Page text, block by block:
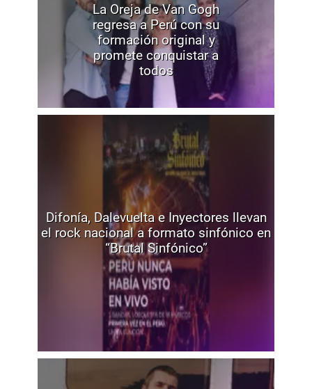
La Oreja de Van Gogh
regresa a Perú con su
formación original y
promete conquistar a
todos
Difonía, Dalevuelta e Inyectores llevan
el rock nacional a formato sinfónico en
“Brutal Sinfónico”